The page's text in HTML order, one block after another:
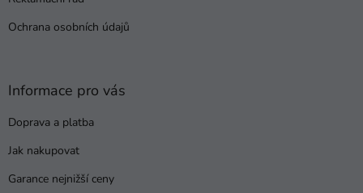
Ochrana osobních údajů
Informace pro vás
Doprava a platba
Jak nakupovat
Garance nejnižší ceny